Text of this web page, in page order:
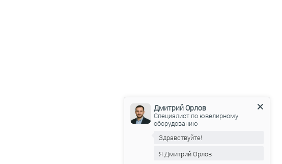
Дмитрий Орлов
Специалист по ювелирному
оборудованию
Здравствуйте!
Я Дмитрий Орлов